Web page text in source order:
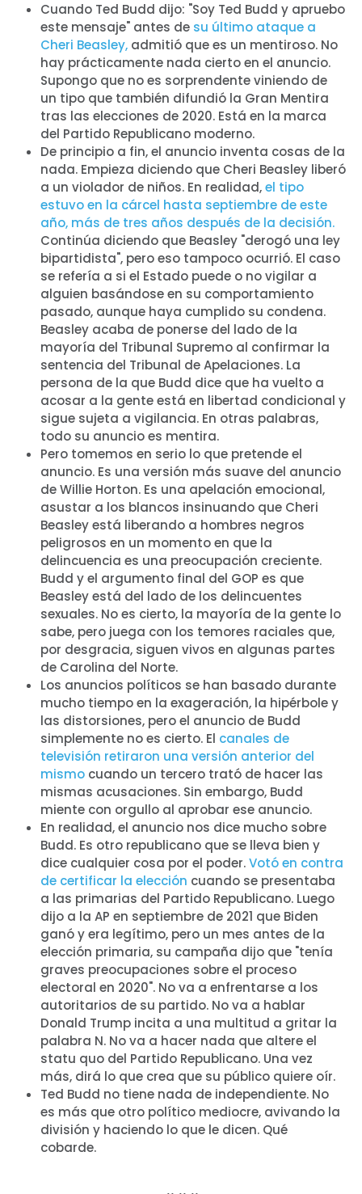
Cuando Ted Budd dijo: "Soy Ted Budd y apruebo
este mensaje" antes de su último ataque a
Cheri Beasley, admitió que es un mentiroso. No
hay prácticamente nada cierto en el anuncio.
Supongo que no es sorprendente viniendo de
un tipo que también difundió la Gran Mentira
tras las elecciones de 2020. Está en la marca
del Partido Republicano moderno.
De principio a fin, el anuncio inventa cosas de la
nada. Empieza diciendo que Cheri Beasley liberó
a un violador de niños. En realidad,el tipo
estuvo en la cárcel hasta septiembre de este
año, más de tres años después de la decisión.
Continúa diciendo que Beasley "derogó una ley
bipartidista", pero eso tampoco ocurrió. El caso
se refería a si el Estado puede o no vigilar a
alguien basándose en su comportamiento
pasado, aunque haya cumplido su condena.
Beasley acaba de ponerse del lado de la
mayoría del Tribunal Supremo al confirmar la
sentencia del Tribunal de Apelaciones. La
persona de la que Budd dice que ha vuelto a
acosar a la gente está en libertad condicional y
sigue sujeta a vigilancia. En otras palabras,
todo su anuncio es mentira.
Pero tomemos en serio lo que pretende el
anuncio. Es una versión más suave del anuncio
de Willie Horton. Es una apelación emocional,
asustar a los blancos insinuando que Cheri
Beasley está liberando a hombres negros
peligrosos en un momento en que la
delincuencia es una preocupación creciente.
Budd y el argumento final del GOP es que
Beasley está del lado de los delincuentes
sexuales. No es cierto, la mayoría de la gente lo
sabe, pero juega con los temores raciales que,
por desgracia, siguen vivos en algunas partes
de Carolina del Norte.
Los anuncios políticos se han basado durante
mucho tiempo en la exageración, la hipérbole y
las distorsiones, pero el anuncio de Budd
simplemente no es cierto. El canales de
televisión retiraron una versión anterior del
mismo cuando un tercero trató de hacer las
mismas acusaciones. Sin embargo, Budd
miente con orgullo al aprobar ese anuncio.
En realidad, el anuncio nos dice mucho sobre
Budd. Es otro republicano que se lleva bien y
dice cualquier cosa por el poder.Votó en contra
de certificar la elección cuando se presentaba
a las primarias del Partido Republicano. Luego
dijo a la AP en septiembre de 2021 que Biden
ganó y era legítimo, pero un mes antes de la
elección primaria, su campaña dijo que "tenía
graves preocupaciones sobre el proceso
electoral en 2020". No va a enfrentarse a los
autoritarios de su partido. No va a hablar
Donald Trump incita a una multitud a gritar la
palabra N. No va a hacer nada que altere el
statu quo del Partido Republicano. Una vez
más, dirá lo que crea que su público quiere oír.
Ted Budd no tiene nada de independiente. No
es más que otro político mediocre, avivando la
división y haciendo lo que le dicen. Qué
cobarde.